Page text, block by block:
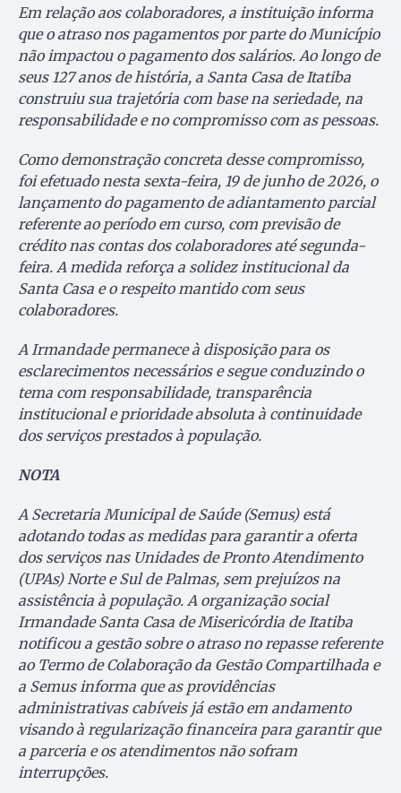
Em relação aos colaboradores, a instituição informa
que o atraso nos pagamentos por parte do Município
não impactou o pagamento dos salários. Ao longo de
seus 127 anos de história, a Santa Casa de Itatiba
construiu sua trajetória com base na seriedade, na
responsabilidade e no compromisso com as pessoas.
Como demonstração concreta desse compromisso,
foi efetuado nesta sexta-feira, 19 de junho de 2026, o
lançamento do pagamento de adiantamento parcial
referente ao período em curso, com previsão de
crédito nas contas dos colaboradores até segunda-
feira. A medida reforça a solidez institucional da
Santa Casa e o respeito mantido com seus
colaboradores.
A Irmandade permanece à disposição para os
esclarecimentos necessários e segue conduzindo o
tema com responsabilidade, transparência
institucional e prioridade absoluta à continuidade
dos serviços prestados à população.
NOTA
A Secretaria Municipal de Saúde (Semus) está
adotando todas as medidas para garantir a oferta
dos serviços nas Unidades de Pronto Atendimento
(UPAs) Norte e Sul de Palmas, sem prejuízos na
assistência à população. A organização social
Irmandade Santa Casa de Misericórdia de Itatiba
notificou a gestão sobre o atraso no repasse referente
ao Termo de Colaboração da Gestão Compartilhada e
a Semus informa que as providências
administrativas cabíveis já estão em andamento
visando à regularização financeira para garantir que
a parceria e os atendimentos não sofram
interrupções.